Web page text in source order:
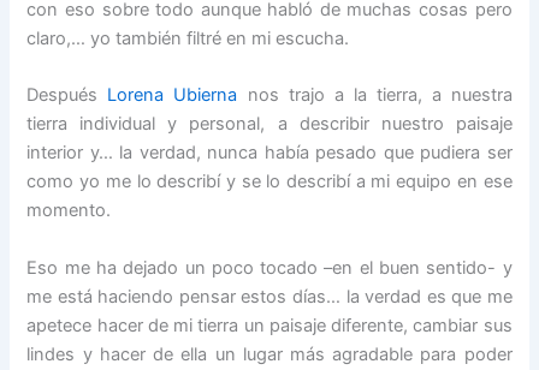
con eso sobre todo aunque habló de muchas cosas pero
claro,… yo también filtré en mi escucha.
Después Lorena Ubierna nos trajo a la tierra, a nuestra
tierra individual y personal, a describir nuestro paisaje
interior y… la verdad, nunca había pesado que pudiera ser
como yo me lo describí y se lo describí a mi equipo en ese
momento.
Eso me ha dejado un poco tocado –en el buen sentido- y
me está haciendo pensar estos días… la verdad es que me
apetece hacer de mi tierra un paisaje diferente, cambiar sus
lindes y hacer de ella un lugar más agradable para poder